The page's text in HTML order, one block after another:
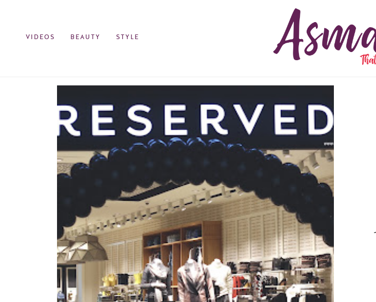
VIDEOS BEAUTY STYLE